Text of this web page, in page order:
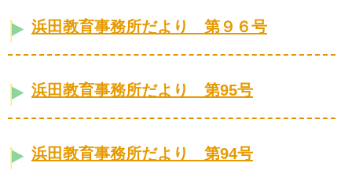
浜田教育事務所だより 第９６号
浜田教育事務所だより 第95号
浜田教育事務所だより 第94号